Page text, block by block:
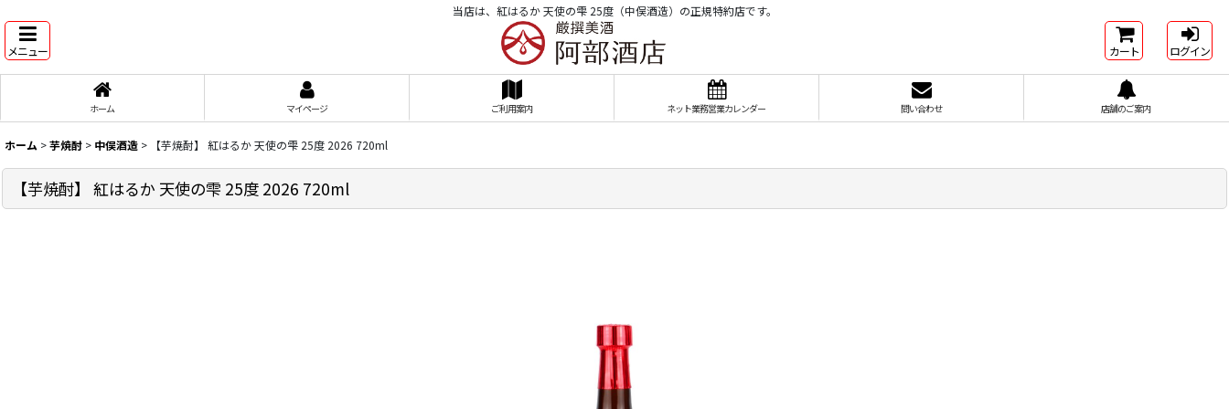
当店は、紅はるか 天使の雫 25度（中俣酒造）の正規特約店です。
メニュー カート ログイン
ホーム マイページ ご利用案内 ネット業務営業カレンダー 問い合わせ 店舗のご案内
ホーム >芋焼酎 > 中俣酒造 > 【芋焼酎】 紅はるか 天使の雫 25度 2026 720ml
【芋焼酎】 紅はるか 天使の雫 25度 2026 720ml